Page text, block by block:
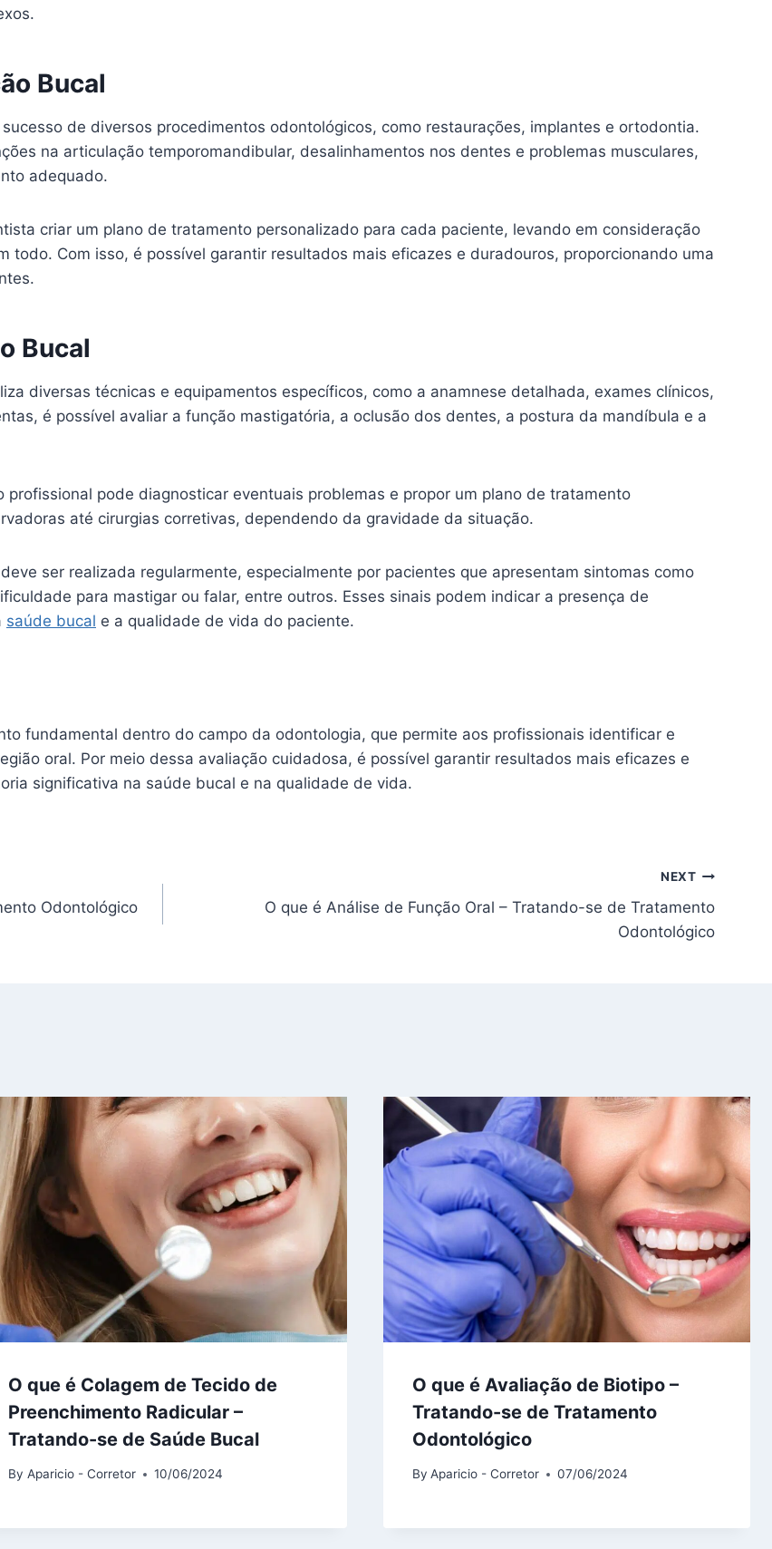
Bucal
de diversos procedimentos odontológicos, como restaurações, implantes e ortodontia.
na articulação temporomandibular, desalinhamentos nos dentes e problemas musculares,
adequado.
criar um plano de tratamento personalizado para cada paciente, levando em consideração
todo. Com isso, é possível garantir resultados mais eficazes e duradouros, proporcionando uma
Bucal
diversas técnicas e equipamentos específicos, como a anamnese detalhada, exames clínicos,
é possível avaliar a função mastigatória, a oclusão dos dentes, a postura da mandíbula e a
pode diagnosticar eventuais problemas e propor um plano de tratamento
até cirurgias corretivas, dependendo da gravidade da situação.
ser realizada regularmente, especialmente por pacientes que apresentam sintomas como
para mastigar ou falar, entre outros. Esses sinais podem indicar a presença de
saúde bucal e a qualidade de vida do paciente.
fundamental dentro do campo da odontologia, que permite aos profissionais identificar e
oral. Por meio dessa avaliação cuidadosa, é possível garantir resultados mais eficazes e
significativa na saúde bucal e na qualidade de vida.
Odontológico
NEXT
O que é Análise de Função Oral – Tratando-se de Tratamento
Odontológico
O que é Colagem de Tecido de
Preenchimento Radicular –
Tratando-se de Saúde Bucal
By Aparicio - Corretor 10/06/2024
O que é Avaliação de Biotipo –
Tratando-se de Tratamento
Odontológico
By Aparicio - Corretor 07/06/2024